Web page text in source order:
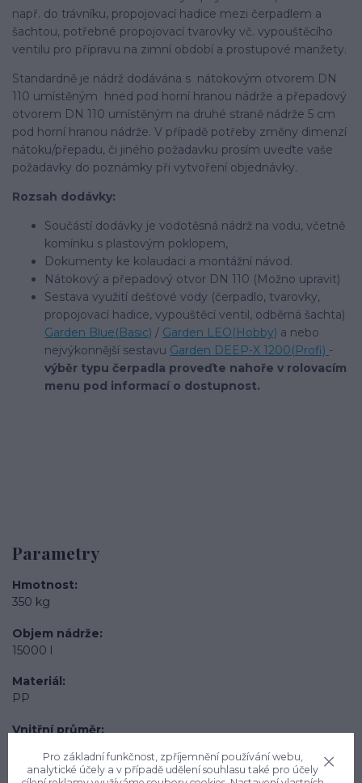
např. do trávníku, propojovací hadice mezi čerpadlem a
šachtou, potřebné propojovací tvarovky vč. vypouštěcího
ventilu pro přípravu na zimní období a prostupové manžety.
Standardně je nádrž dodávána s nátokovým otvorem DN
110 umístěným hned pod horní hranou nádrže a přepadový
otvorem DN 110 umístěným na druhé straně nádrže 5 cm
pod horní hranou nádrže. V případě potřeby změny dimenzí
nátoku/přepadu, či jiného požadavku prosím uveďte vaše
požadavky do poznámky při vytvoření objednávky.
Rozsah dodávky:
Součástí dodávky je vodotěsná nádrž na vodu, včetně
komínku s plastovým poklopem,
Dokumenty ke kolaudaci a montážní návod.
Nátokový a přepadový otvor DN 110 (Možno upravit)
Sestava využití dešťové vody (čerpadlo, tvarovky,
propojovací hadice, vypouštěcí ventil, odběrná šachta)
Garden Blue(Basic) / Garden LEO(Hobby) a nebo
nejvýkonnější sestavu Garden DEEP-X 1200(Profi) -
výběr typu čerpadla proveďte nahoře v rolovacím
menu pod informací o dostupnost.
Parametry
Hmotnost
350 kg
Objem nádrže
15000 l
Materiál
PP
Vnitřní průměr
Výška nádrže
Pro základní funkčnost, zpříjemnění používání webu,
analytické účely a v případě udělení souhlasu také pro účely